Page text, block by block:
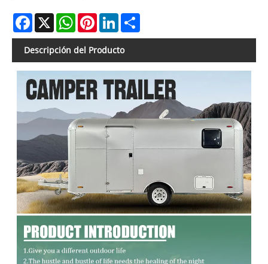
Facebook
X WhatsAppPinterestLinkedIn
Descripción del Producto